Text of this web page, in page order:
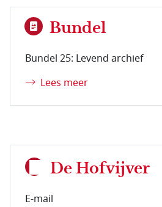
Bundel
Bundel 25: Levend archief
Lees meer
De Hofvijver
E-mail